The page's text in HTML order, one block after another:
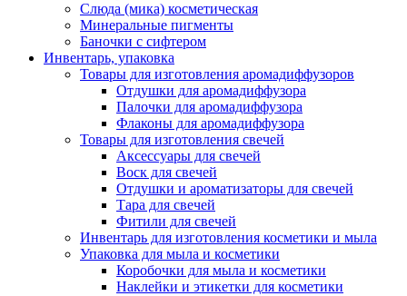
Слюда (мика) косметическая
Минеральные пигменты
Баночки с сифтером
Инвентарь, упаковка
Товары для изготовления аромадиффузоров
Отдушки для аромадиффузора
Палочки для аромадиффузора
Флаконы для аромадиффузора
Товары для изготовления свечей
Аксессуары для свечей
Воск для свечей
Отдушки и ароматизаторы для свечей
Тара для свечей
Фитили для свечей
Инвентарь для изготовления косметики и мыла
Упаковка для мыла и косметики
Коробочки для мыла и косметики
Наклейки и этикетки для косметики